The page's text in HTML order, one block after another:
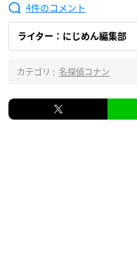
4
ライター：にじめん編集部
カテゴリ : 名探偵コナン